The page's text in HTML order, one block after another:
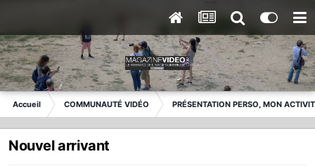
Accueil COMMUNAUTÉ VIDÉO PRÉSENTATION PERSO, MON
Nouvel arrivant